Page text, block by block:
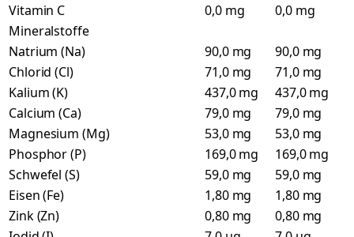
Vitamin C
0,0 mg
0,0 mg
Mineralstoffe
Natrium (Na)
90,0 mg
90,0 mg
Chlorid (Cl)
71,0 mg
71,0 mg
Kalium (K)
437,0 mg
437,0 mg
Calcium (Ca)
79,0 mg
79,0 mg
Magnesium (Mg)
53,0 mg
53,0 mg
Phosphor (P)
169,0 mg
169,0 mg
Schwefel (S)
59,0 mg
59,0 mg
Eisen (Fe)
1,80 mg
1,80 mg
Zink (Zn)
0,80 mg
0,80 mg